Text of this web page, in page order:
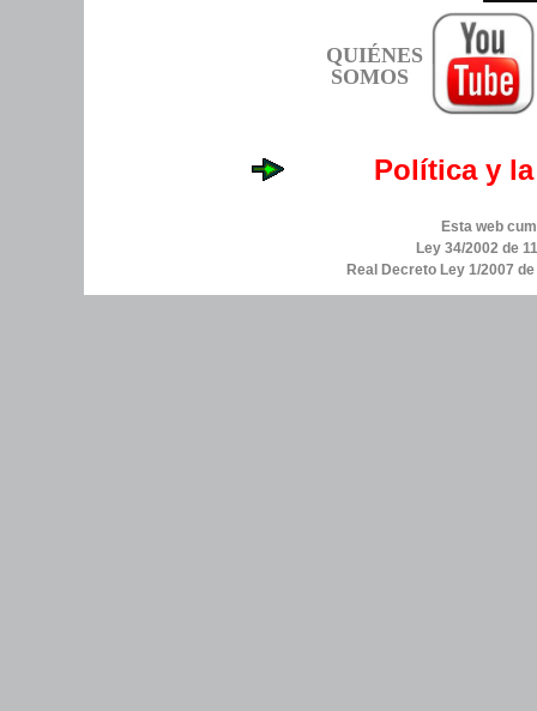
QUIÉNES
SOMOS
Política y
Esta web
Ley 34/2002 de
Real Decreto Ley 1/2007